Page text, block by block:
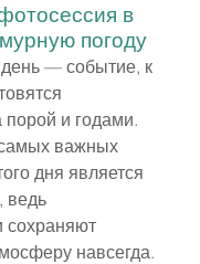
в
погоду
— событие, к
и годами.
важных
дня является
ведь
сохраняют
навсегда.